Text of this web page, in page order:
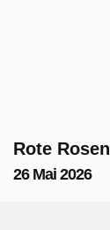
Rote Rosen
26 Mai 2026